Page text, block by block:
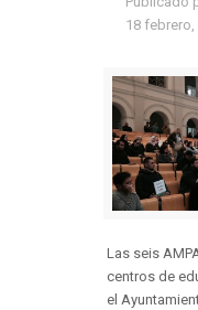
18 febrero,
Las seis
centros de
el